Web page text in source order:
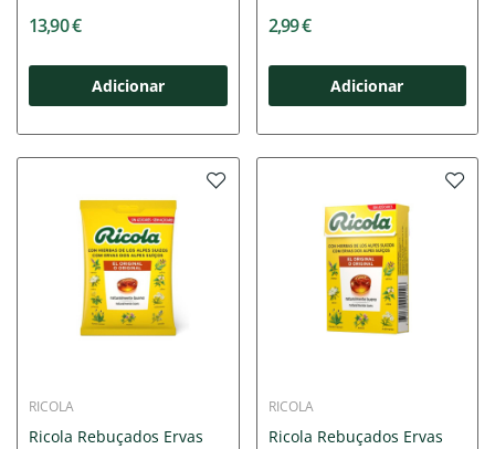
13,90 €
Adicionar
2,99 €
Adicionar
RICOLA
Ricola Rebuçados Ervas
RICOLA
Ricola Rebuçados Ervas